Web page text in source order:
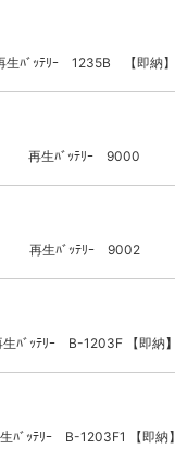
生ﾊﾞｯﾃﾘｰ 1235B 【即納】
再生ﾊﾞｯﾃﾘｰ 9000
再生ﾊﾞｯﾃﾘｰ 9002
生ﾊﾞｯﾃﾘｰ B-1203F 【即納】
ﾊﾞｯﾃﾘｰ B-1203F1 【即納】